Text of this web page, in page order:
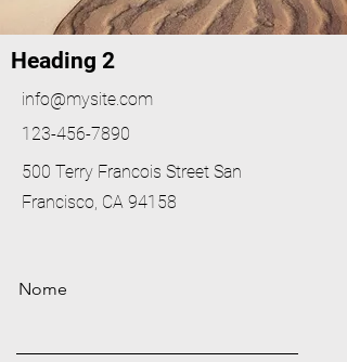
Heading 2
info@mysite.com
123-456-7890
500 Terry Francois Street San
Francisco, CA 94158
Nome